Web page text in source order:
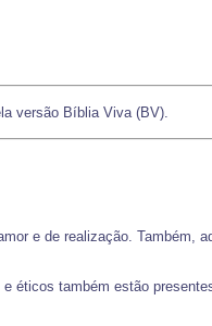
versão Bíblia Viva (BV).
e de realização. Também,
éticos também estão